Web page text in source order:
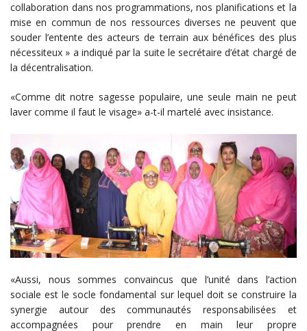
collaboration dans nos programmations, nos planifications et la
mise en commun de nos ressources diverses ne peuvent que
souder l’entente des acteurs de terrain aux bénéfices des plus
nécessiteux » a indiqué par la suite le secrétaire d’état chargé de
la décentralisation.
«Comme dit notre sagesse populaire, une seule main ne peut
laver comme il faut le visage» a-t-il martelé avec insistance.
«Aussi, nous sommes convaincus que l’unité dans l’action
sociale est le socle fondamental sur lequel doit se construire la
synergie autour des communautés responsabilisées et
accompagnées pour prendre en main leur propre